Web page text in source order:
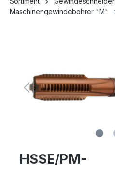
Maschinengewindebohrer "M"
HSSE/PM-